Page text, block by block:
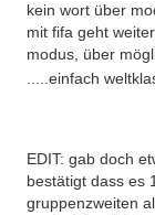
kein wort über
mit fifa geht
modus, über
.....einfach
EDIT: gab doch
bestätigt dass es
gruppenzweiten